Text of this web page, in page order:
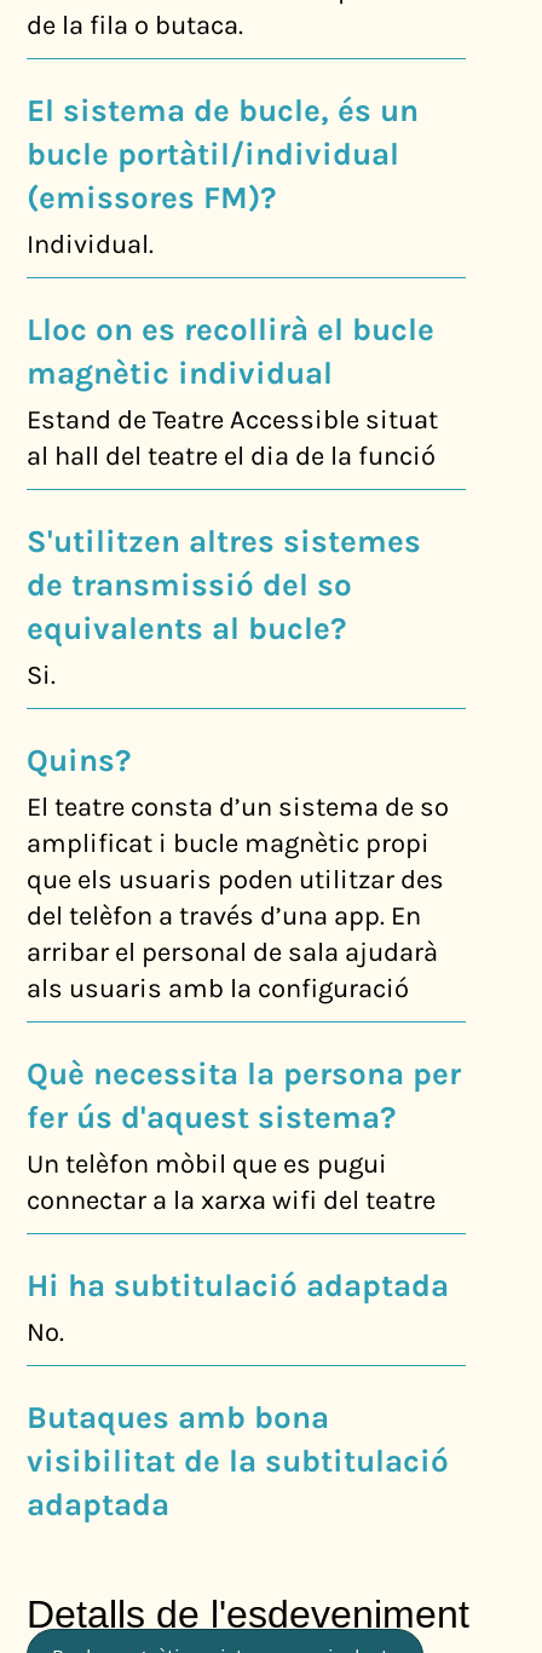
de la fila o butaca.
El sistema de bucle, és un
bucle portàtil/individual
(emissores FM)?
Individual.
Lloc on es recollirà el bucle
magnètic individual
Estand de Teatre Accessible situat
al hall del teatre el dia de la funció
S'utilitzen altres sistemes
de transmissió del so
equivalents al bucle?
Si.
Quins?
El teatre consta d’un sistema de so
amplificat i bucle magnètic propi
que els usuaris poden utilitzar des
del telèfon a través d’una app. En
arribar el personal de sala ajudarà
als usuaris amb la configuració
Què necessita la persona per
fer ús d'aquest sistema?
Un telèfon mòbil que es pugui
connectar a la xarxa wifi del teatre
Hi ha subtitulació adaptada
No.
Butaques amb bona
visibilitat de la subtitulació
adaptada
Detalls de l'esdeveniment